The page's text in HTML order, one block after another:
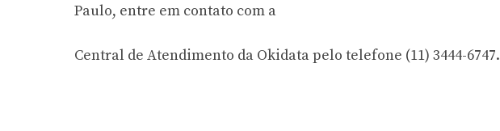
Paulo, entre em contato com a
Central de Atendimento da Okidata pelo telefone (11) 3444-6747.